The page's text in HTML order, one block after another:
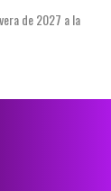
de 2027 a la